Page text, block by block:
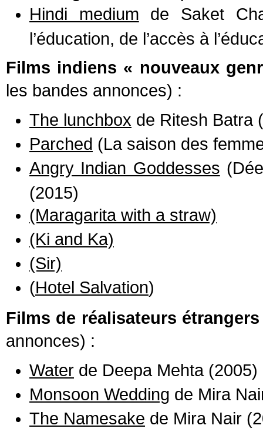
Hindi medium de Saket
l’éducation, de l’accès à
Films indiens « nouveaux
les bandes annonces) :
The lunchbox de Ritesh Batra
Parched (La saison des
Angry Indian Goddesses
(2015)
(Maragarita with a straw)
(Ki and Ka)
(Sir)
(Hotel Salvation)
Films de réalisateurs étrangers
annonces) :
Water de Deepa Mehta (2005)
Monsoon Wedding de Mira
The Namesake de Mira Nair